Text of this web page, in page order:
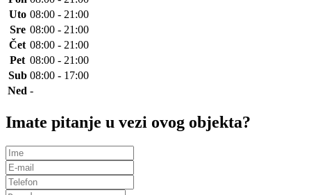
Uto 08:00 - 21:00
Sre 08:00 - 21:00
Čet 08:00 - 21:00
Pet 08:00 - 21:00
Sub 08:00 - 17:00
Ned -
Imate pitanje u vezi ovog objekta?